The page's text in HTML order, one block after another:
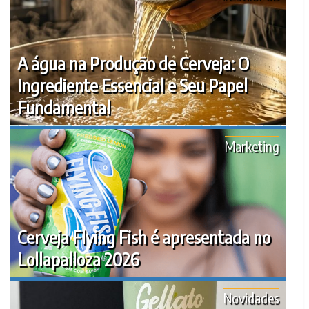
A água na Produção de Cerveja: O
Ingrediente Essencial e Seu Papel
Fundamental
Cerveja Flying Fish é apresentada no
Lollapalloza 2026
Marketing
Novidades